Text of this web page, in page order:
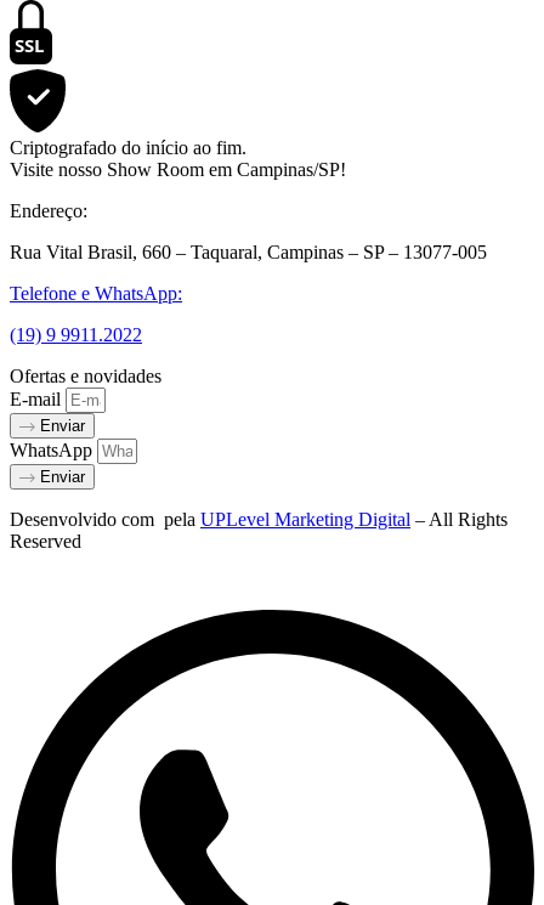
SSL
Criptografado do início ao fim.
Visite nosso Show Room em Campinas/SP!
Endereço:
Rua Vital Brasil, 660 – Taquaral, Campinas – SP – 13077-005
Telefone e WhatsApp:
(19) 9 9911.2022
Ofertas e novidades
E-mail
Enviar
WhatsApp
Enviar
Desenvolvido com pela UPLevel Marketing Digital – All Rights
Reserved